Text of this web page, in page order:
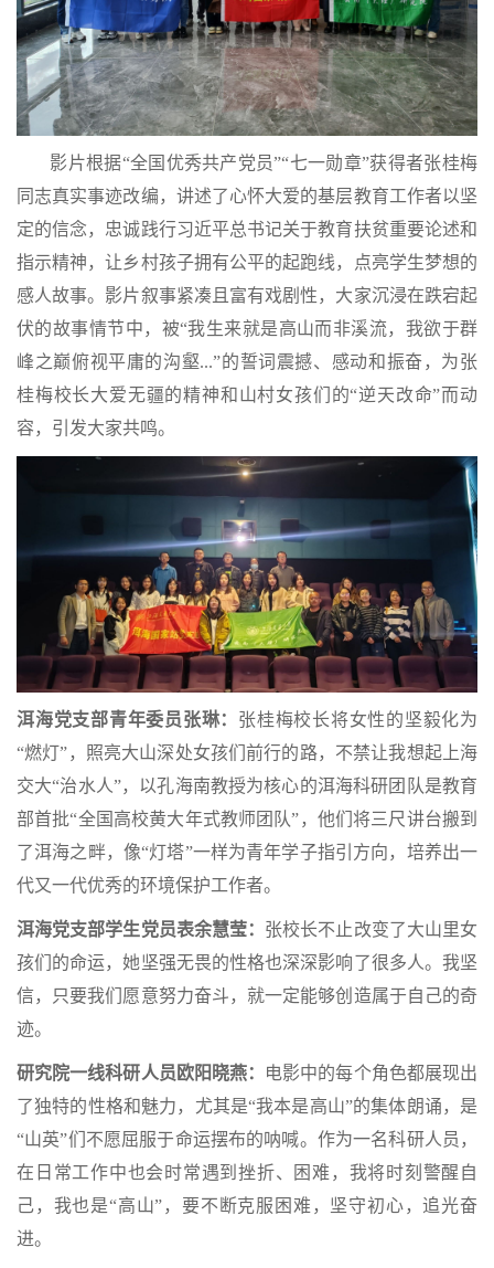
影片根据“全国优秀共产党员”“七一勋章”获得者张桂梅
同志真实事迹改编，讲述了心怀大爱的基层教育工作者以坚
定的信念，忠诚践行习近平总书记关于教育扶贫重要论述和
指示精神，让乡村孩子拥有公平的起跑线，点亮学生梦想的
感人故事。影片叙事紧凑且富有戏剧性，大家沉浸在跌宕起
伏的故事情节中，被“我生来就是高山而非溪流，我欲于群
峰之巅俯视平庸的沟壑...”的誓词震撼、感动和振奋，为张
桂梅校长大爱无疆的精神和山村女孩们的“逆天改命”而动
容，引发大家共鸣。
洱海党支部青年委员张琳： 张桂梅校长将女性的坚毅化为
“燃灯”，照亮大山深处女孩们前行的路，不禁让我想起上海
交大“治水人”，以孔海南教授为核心的洱海科研团队是教育
部首批“全国高校黄大年式教师团队”，他们将三尺讲台搬到
了洱海之畔，像“灯塔”一样为青年学子指引方向，培养出一
代又一代优秀的环境保护工作者。
洱海党支部学生党员表余慧莹： 张校长不止改变了大山里女
孩们的命运，她坚强无畏的性格也深深影响了很多人。我坚
信，只要我们愿意努力奋斗，就一定能够创造属于自己的奇
迹。
研究院一线科研人员欧阳晓燕：
电影中的每个角色都展现出
了独特的性格和魅力，尤其是“我本是高山”的集体朗诵，是
“山英”们不愿屈服于命运摆布的呐喊。作为一名科研人员，
在日常工作中也会时常遇到挫折、困难，我将时刻警醒自
己，我也是“高山”，要不断克服困难，坚守初心，追光奋
进。